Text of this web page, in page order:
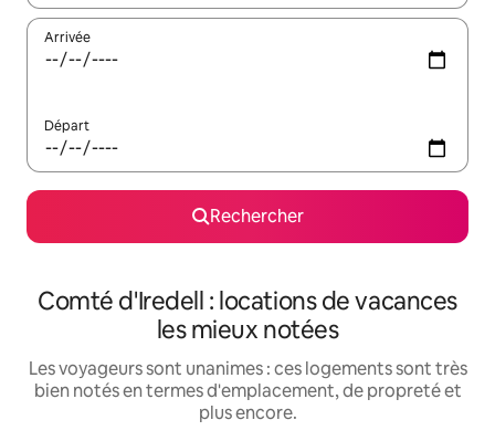
Arrivée
Départ
Rechercher
Comté d'Iredell : locations de vacances
les mieux notées
Les voyageurs sont unanimes : ces logements sont très
bien notés en termes d'emplacement, de propreté et
plus encore.